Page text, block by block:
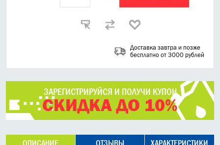
Доставка завтра и позже
бесплатно от 3000 рублей
ЗАРЕГИСТРИРУЙСЯ И ПОЛУЧИ КУПОН
СКИДКА ДО 10%